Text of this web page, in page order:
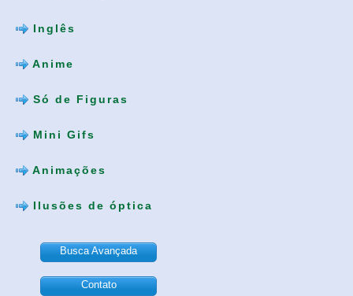
Inglês
Anime
Só de Figuras
Mini Gifs
Animações
Ilusões de óptica
Busca Avançada
Contato